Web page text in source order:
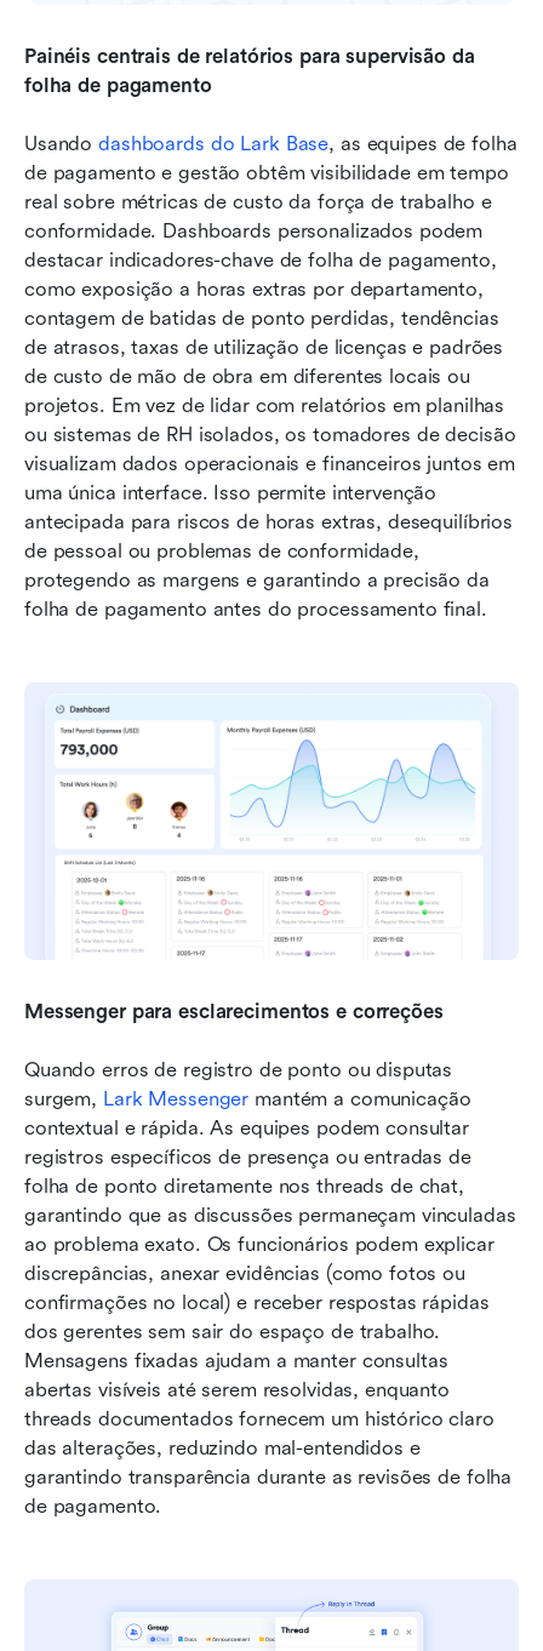
Painéis centrais de relatórios para supervisão da
folha de pagamento
Usando dashboards do Lark Base, as equipes de folha
de pagamento e gestão obtêm visibilidade em tempo
real sobre métricas de custo da força de trabalho e
conformidade. Dashboards personalizados podem
destacar indicadores-chave de folha de pagamento,
como exposição a horas extras por departamento,
contagem de batidas de ponto perdidas, tendências
de atrasos, taxas de utilização de licenças e padrões
de custo de mão de obra em diferentes locais ou
projetos. Em vez de lidar com relatórios em planilhas
ou sistemas de RH isolados, os tomadores de decisão
visualizam dados operacionais e financeiros juntos em
uma única interface. Isso permite intervenção
antecipada para riscos de horas extras, desequilíbrios
de pessoal ou problemas de conformidade,
protegendo as margens e garantindo a precisão da
folha de pagamento antes do processamento final.
Messenger para esclarecimentos e correções
Quando erros de registro de ponto ou disputas
surgem, Lark Messenger mantém a comunicação
contextual e rápida. As equipes podem consultar
registros específicos de presença ou entradas de
folha de ponto diretamente nos threads de chat,
garantindo que as discussões permaneçam vinculadas
ao problema exato. Os funcionários podem explicar
discrepâncias, anexar evidências (como fotos ou
confirmações no local) e receber respostas rápidas
dos gerentes sem sair do espaço de trabalho.
Mensagens fixadas ajudam a manter consultas
abertas visíveis até serem resolvidas, enquanto
threads documentados fornecem um histórico claro
das alterações, reduzindo mal-entendidos e
garantindo transparência durante as revisões de folha
de pagamento.